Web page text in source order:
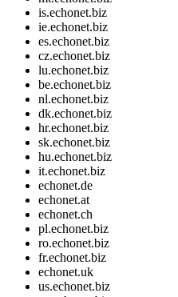
is.echonet.biz
ie.echonet.biz
es.echonet.biz
cz.echonet.biz
lu.echonet.biz
be.echonet.biz
nl.echonet.biz
dk.echonet.biz
hr.echonet.biz
sk.echonet.biz
hu.echonet.biz
it.echonet.biz
echonet.de
echonet.at
echonet.ch
pl.echonet.biz
ro.echonet.biz
fr.echonet.biz
echonet.uk
us.echonet.biz